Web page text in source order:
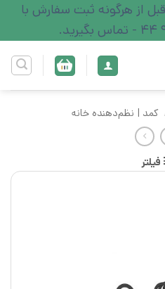
از هرگونه ثبت سفارش با
کمد | نظم‌دهنده خانه
فیلتر